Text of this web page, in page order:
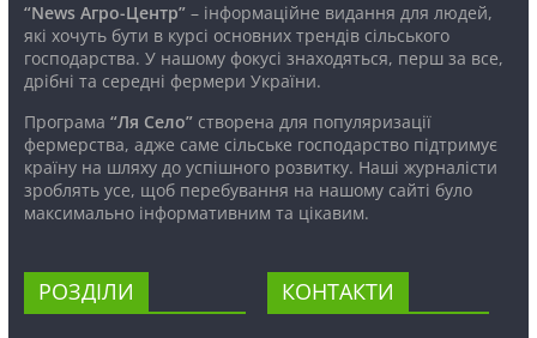
“News Агро-Центр”– інформаційне видання для людей,
які хочуть бути в курсі основних трендів сільського
господарства. У нашому фокусі знаходяться, перш за все,
дрібні та середні фермери України.
Програма “Ля Село”створена для популяризації
фермерства, адже саме сільське господарство підтримує
країну на шляху до успішного розвитку. Наші журналісти
зроблять усе, щоб перебування на нашому сайті було
максимально інформативним та цікавим.
РОЗДІЛИ КОНТАКТИ